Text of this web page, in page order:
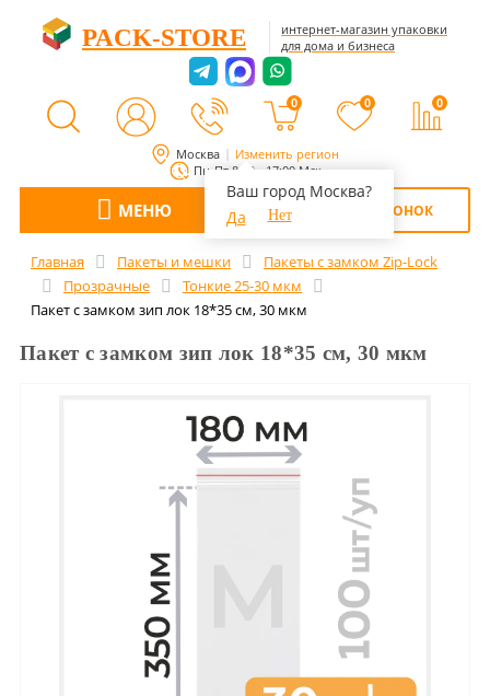
Москва Изменить регион
Ваш город Москва?
Да
Нет
Пн-Пт 8:00 - 17:00 Мск
PACK-STORE
интернет-магазин упаковки
для дома и бизнеса
0 0 0
МЕНЮ ОБРАТНЫЙ ЗВОНОК
Главная Пакеты и мешки
Пакеты с замком Zip-Lock
Прозрачные
Тонкие 25-30 мкм
Пакет с замком зип лок 18*35 см, 30 мкм
Пакет с замком зип лок 18*35 см, 30 мкм